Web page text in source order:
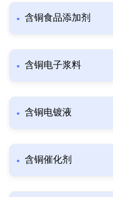
含铜食品添加剂
含铜电子浆料
含铜电镀液
含铜催化剂